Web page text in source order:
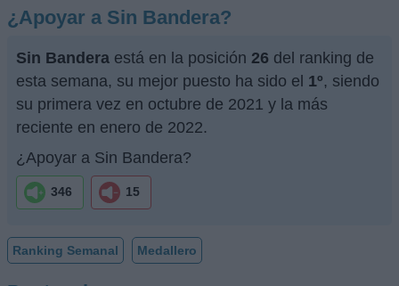
¿Apoyar a Sin Bandera?
Sin Bandera está en la posición 26 del ranking de
esta semana, su mejor puesto ha sido el 1º, siendo
su primera vez en octubre de 2021 y la más
reciente en enero de 2022.
¿Apoyar a Sin Bandera?
346 15
Ranking Semanal Medallero